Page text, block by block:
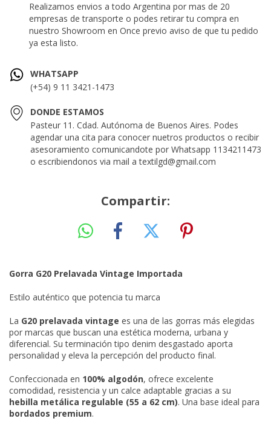
Realizamos envios a todo Argentina por mas de 20
empresas de transporte o podes retirar tu compra en
nuestro Showroom en Once previo aviso de que tu pedido
ya esta listo.
WHATSAPP
(+54) 9 11 3421-1473
DONDE ESTAMOS
Pasteur 11. Cdad. Autónoma de Buenos Aires. Podes
agendar una cita para conocer nuetros productos o recibir
asesoramiento comunicandote por Whatsapp 1134211473
o escribiendonos via mail atextilgd@gmail.com
Compartir:
Gorra G20 Prelavada Vintage Importada
Estilo auténtico que potencia tu marca
La G20 prelavada vintage es una de las gorras más elegidas
por marcas que buscan una estética moderna, urbana y
diferencial. Su terminación tipo denim desgastado aporta
personalidad y eleva la percepción del producto final.
Confeccionada en 100% algodón, ofrece excelente
comodidad, resistencia y un calce adaptable gracias a su
hebilla metálica regulable (55 a 62 cm). Una base ideal para
bordados premium.